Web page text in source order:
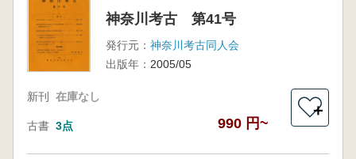
神奈川考古 第41号
発行元： 神奈川考古同人会
出版年： 2005/05
新刊 在庫なし
古書 3点 990 円~
＋